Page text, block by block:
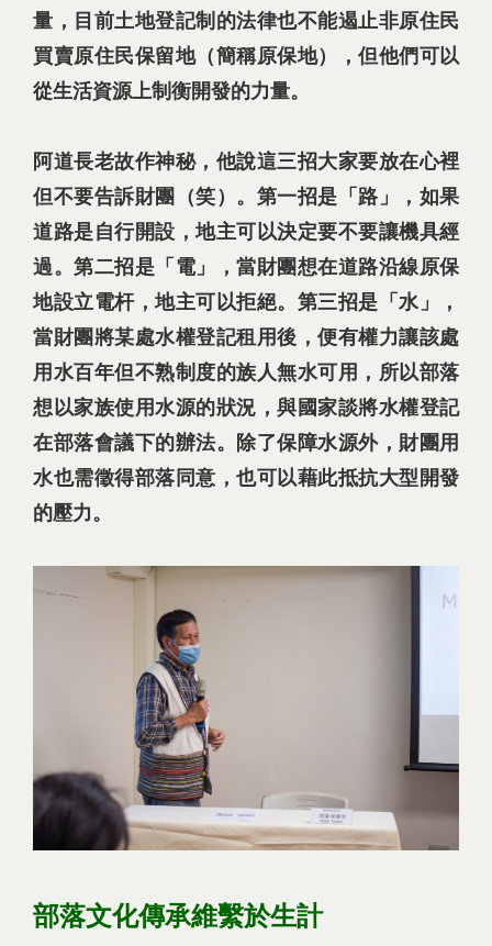
量，目前土地登記制的法律也不能遏止非原住民
買賣原住民保留地（簡稱原保地），但他們可以
從生活資源上制衡開發的力量。
阿道長老故作神秘，他說這三招大家要放在心裡
但不要告訴財團（笑）。第一招是「路」，如果
道路是自行開設，地主可以決定要不要讓機具經
過。第二招是「電」，當財團想在道路沿線原保
地設立電杆，地主可以拒絕。第三招是「水」，
當財團將某處水權登記租用後，便有權力讓該處
用水百年但不熟制度的族人無水可用，所以部落
想以家族使用水源的狀況，與國家談將水權登記
在部落會議下的辦法。除了保障水源外，財團用
水也需徵得部落同意，也可以藉此抵抗大型開發
的壓力。
部落文化傳承維繫於生計